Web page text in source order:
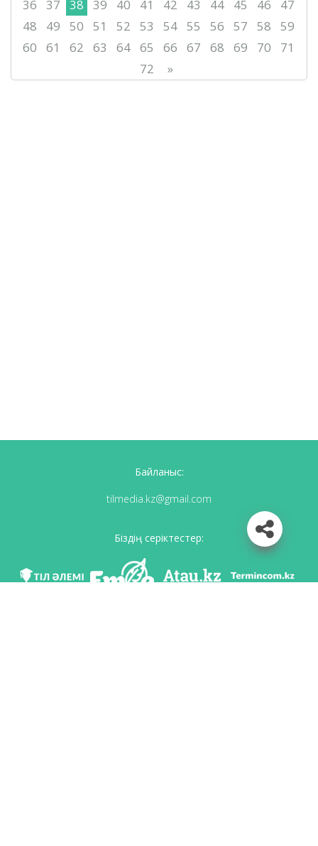
36
37 38 39 40 41 42 43 44 45 46
47
48
49 50 51 52 53 54 55 56 57 58
59
60
61 62 63 64 65 66 67 68 69 70
71
72
»
Байланыс:
tilmedia.kz@gmail.com
Біздің серіктестер: